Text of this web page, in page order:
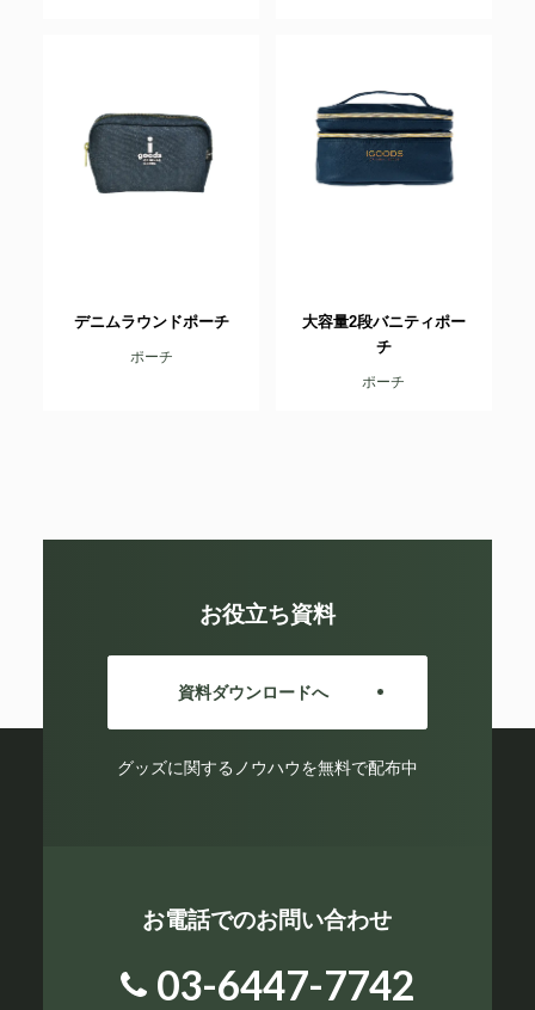
デニムラウンドポーチ
ポーチ
大容量2段バニティポー
チ
ポーチ
お役立ち資料
資料ダウンロードへ
グッズに関するノウハウを無料で配布中
お電話でのお問い合わせ
03-6447-7742